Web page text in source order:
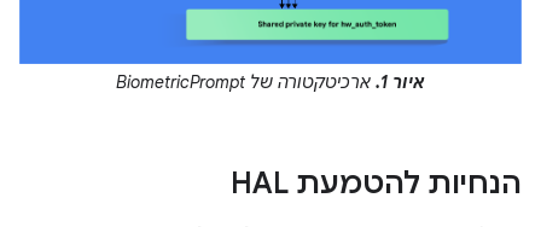
איור 1. ארכיטקטורה של BiometricPrompt
הנחיות להטמעת HAL